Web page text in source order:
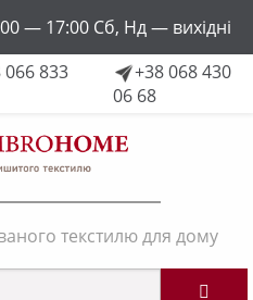
— 17:00 Сб, Нд — вихідні
066 833
+38 068 430
06 68
текстилю для дому